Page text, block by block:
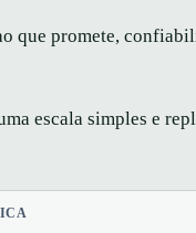
que promete,
escala simples e